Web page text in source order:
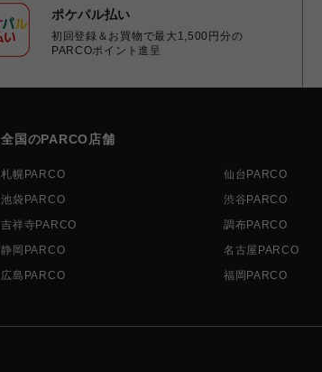
ポケパル払い
初回登録＆お買物で最大1,500円分の
PARCOポイント進呈
全国のPARCO店舗
札幌PARCO 仙台PARCO
池袋PARCO
渋谷PARCO
吉祥寺PARCO
調布PARCO
静岡PARCO
名古屋PARCO
広島PARCO
福岡PARCO